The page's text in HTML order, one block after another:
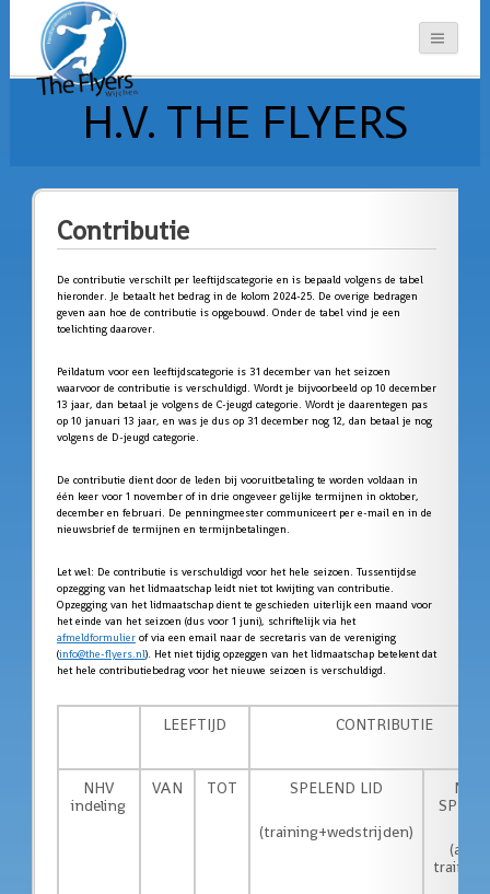
H.V. THE FLYERS
Contributie
De contributie verschilt per leeftijdscategorie en is bepaald volgens de tabel
hieronder. Je betaalt het bedrag in de kolom 2024-25. De overige bedragen
geven aan hoe de contributie is opgebouwd. Onder de tabel vind je een
toelichting daarover.
Peildatum voor een leeftijdscategorie is 31 december van het seizoen
waarvoor de contributie is verschuldigd. Wordt je bijvoorbeeld op 10 december
13 jaar, dan betaal je volgens de C-jeugd categorie. Wordt je daarentegen pas
op 10 januari 13 jaar, en was je dus op 31 december nog 12, dan betaal je nog
volgens de D-jeugd categorie.
De contributie dient door de leden bij vooruitbetaling te worden voldaan in
één keer voor 1 november of in drie ongeveer gelijke termijnen in oktober,
december en februari. De penningmeester communiceert per e-mail en in de
nieuwsbrief de termijnen en termijnbetalingen.
Let wel: De contributie is verschuldigd voor het hele seizoen. Tussentijdse
opzegging van het lidmaatschap leidt niet tot kwijting van contributie.
Opzegging van het lidmaatschap dient te geschieden uiterlijk een maand voor
het einde van het seizoen (dus voor 1 juni), schriftelijk via het
afmeldformulierof via een email naar de secretaris van de vereniging
(info@the-flyers.nl). Het niet tijdig opzeggen van het lidmaatschap betekent dat
het hele contributiebedrag voor het nieuwe seizoen is verschuldigd.
LEEFTIJD CONTRIBUTIE
NHV
indeling
VAN TOT SPELEND LID
(training+wedstrijden)
NIET